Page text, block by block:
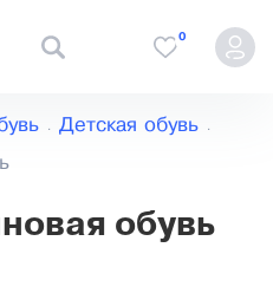
0
Детская обувь
обувь